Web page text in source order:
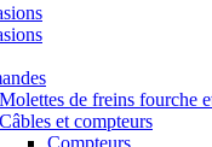
Molettes de freins fourche
Câbles et compteurs
Compteurs